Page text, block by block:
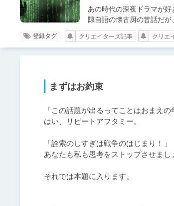
あの時代の深夜ドラマが好
隙自語の懐古厨の昔話だが
登録タグ クリエイターズ記事 クリエ
まずはお約束
「この話題が出るってことはおまえ
はい、リピートアフタミー。
「詮索のしすぎは戦争のはじまり！」
あなたも私も思考をストップさせまし
それでは本題に入ります。